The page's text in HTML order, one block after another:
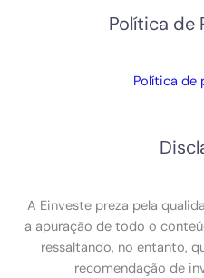
Política de
Política de
A Einveste preza pela
a apuração de todo o
ressaltando, no entanto,
recomendação de